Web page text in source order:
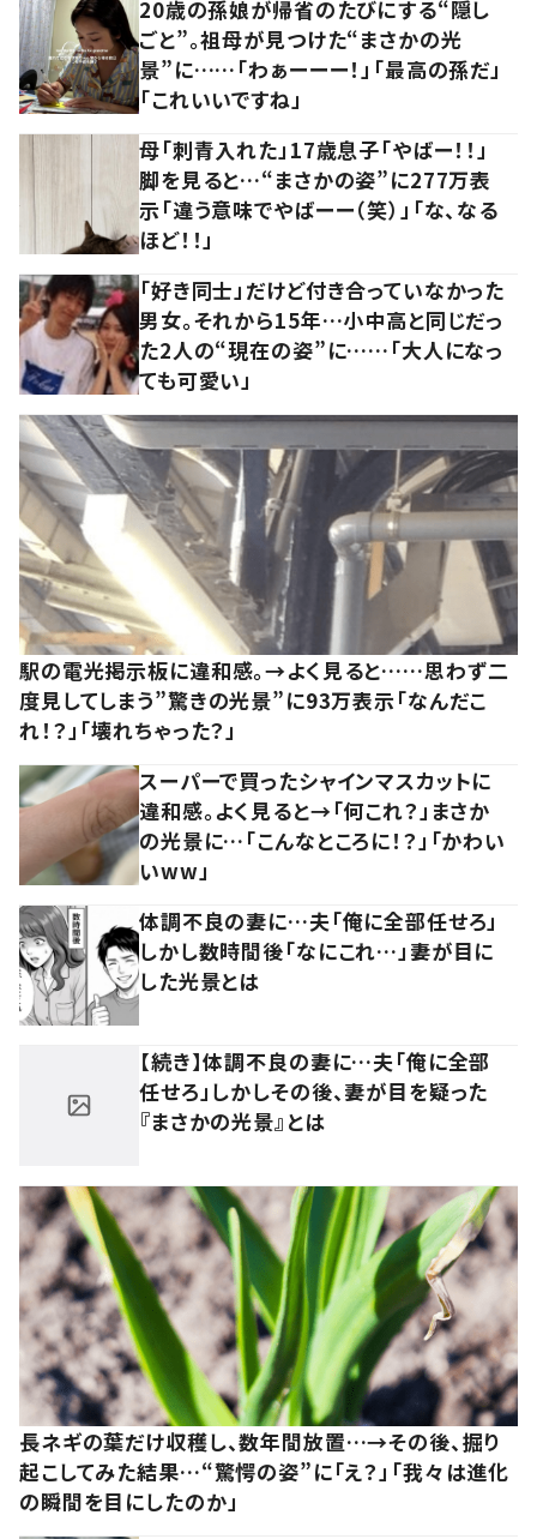
20歳の孫娘が帰省のたびにする“隠し
ごと”。祖母が見つけた“まさかの光
景”に……「わぁーーー！」「最高の孫だ」
「これいいですね」
母「刺青入れた」17歳息子「やばー！！」
脚を見ると…“まさかの姿”に277万表
示「違う意味でやばーー（笑）」「な、なる
ほど！！」
「好き同士」だけど付き合っていなかった
男女。それから15年…小中高と同じだっ
た2人の“現在の姿”に……「大人になっ
ても可愛い」
駅の電光掲示板に違和感。→よく見ると……思わず二
度見してしまう”驚きの光景”に93万表示「なんだこ
れ！？」「壊れちゃった？」
スーパーで買ったシャインマスカットに
違和感。よく見ると→「何これ？」まさか
の光景に…「こんなところに！？」「かわい
いww」
体調不良の妻に…夫「俺に全部任せろ」
しかし数時間後「なにこれ…」妻が目に
した光景とは
【続き】体調不良の妻に…夫「俺に全部
任せろ」しかしその後、妻が目を疑った
『まさかの光景』とは
長ネギの葉だけ収穫し、数年間放置…→その後、掘り
起こしてみた結果…“驚愕の姿”に「え？」「我々は進化
の瞬間を目にしたのか」